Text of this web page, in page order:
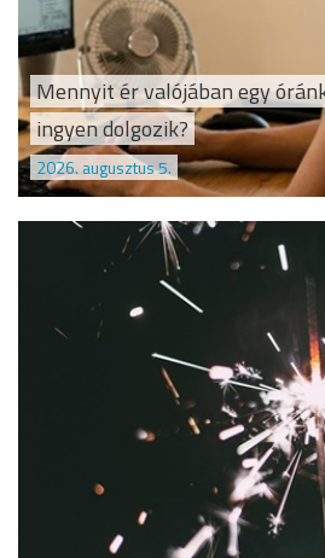
Mennyit ér valójában egy
ingyen dolgozik?
2026. augusztus 5.